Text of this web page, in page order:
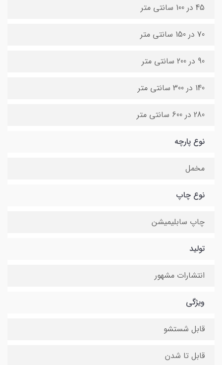
45 در 100 سانتی متر
70 در 150 سانتی متر
90 در 200 سانتی متر
140 در 300 سانتی متر
280 در 600 سانتی متر
نوع پارچه
مخمل
نوع چاپ
چاپ سابلیمیشن
تولید
انتشارات مشهور
ویژگی
قابل شستشو
قابل تا شدن